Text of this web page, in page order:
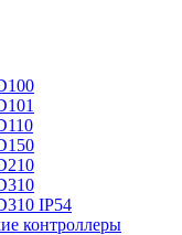
IP54
контроллеры